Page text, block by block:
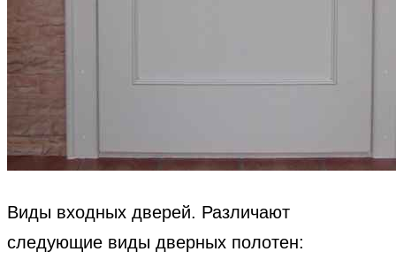
Виды входных дверей. Различают
следующие виды дверных полотен: